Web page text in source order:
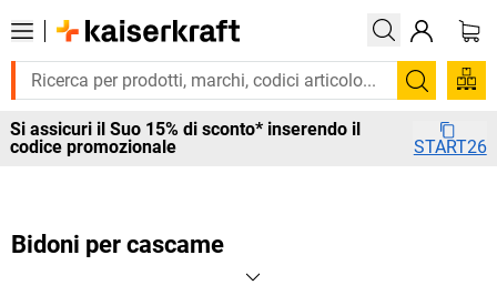
Cerca
Si assicuri il Suo 15% di sconto* inserendo il
codice promozionale
START26
Bidoni per cascame